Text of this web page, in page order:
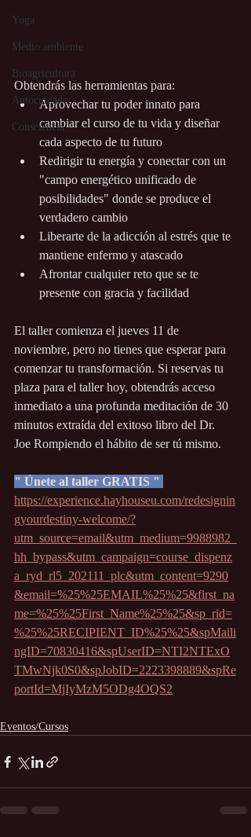
Yoga
Medio ambiente
Bioagricultura
Autocuidado
Consciencia
Obtendrás las herramientas para:
Aprovechar tu poder innato para
cambiar el curso de tu vida y diseñar
cada aspecto de tu futuro
Redirigir tu energía y conectar con un
"campo energético unificado de
posibilidades" donde se produce el
verdadero cambio
Liberarte de la adicción al estrés que te
mantiene enfermo y atascado
Afrontar cualquier reto que se te
presente con gracia y facilidad
El taller comienza el jueves 11 de
noviembre, pero no tienes que esperar para
comenzar tu transformación. Si reservas tu
plaza para el taller hoy, obtendrás acceso
inmediato a una profunda meditación de 30
minutos extraída del exitoso libro del Dr.
Joe Rompiendo el hábito de ser tú mismo.
" Únete al taller GRATIS "
https://experience.hayhouseu.com/redesignin
gyourdestiny-welcome/?
utm_source=email&utm_medium=9988982_
hh_bypass&utm_campaign=course_dispenz
a_ryd_rl5_202111_plc&utm_content=9290
&email=%25%25EMAIL%25%25&first_na
me=%25%25First_Name%25%25&sp_rid=
%25%25RECIPIENT_ID%25%25&spMaili
ngID=70830416&spUserID=NTI2NTExO
TMwNjk0S0&spJobID=2223398889&spRe
portId=MjIyMzM5ODg4OQS2
Eventos/Cursos